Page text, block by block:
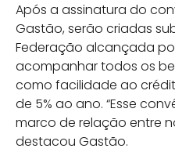
Após a assinatura do
Gastão, serão criadas
Federação alcançada
acompanhar todos os
como facilidade ao
de 5% ao ano. “Esse
marco de relação entre
destacou Gastão.